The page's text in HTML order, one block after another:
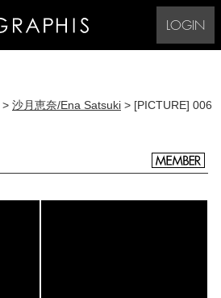
LOGIN
> 沙月恵奈/Ena Satsuki > [PICTURE] 006